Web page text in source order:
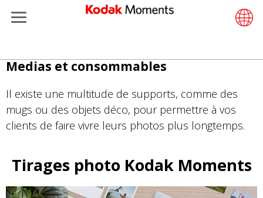
Aller
contenu
principal
Medias et consommables
Il existe une multitude de supports, comme des
mugs ou des objets déco, pour permettre à vos
clients de faire vivre leurs photos plus longtemps.
Tirages photo Kodak Moments
Retailers Product Portfolio
Printers
Cabinets
Printing Software
Prints API
Media and Consumables
Out-of-
Film
Film